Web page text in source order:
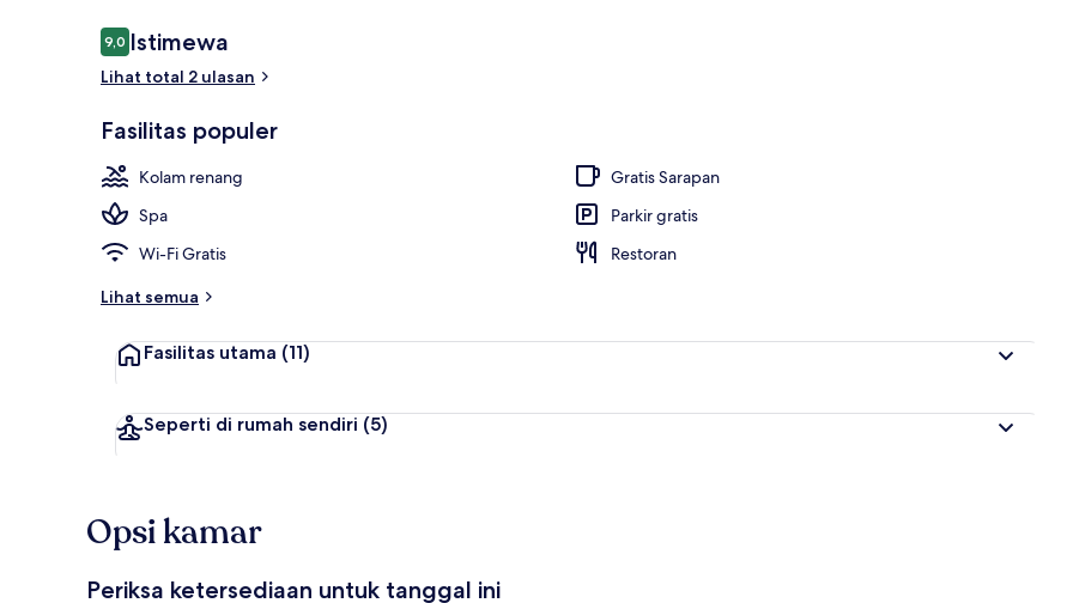
Ulasan
9,09,0 dari 10
Istimewa
Lihat total 2 ulasan
Fasilitas populer
Kolam renang
Gratis Sarapan
Spa
Parkir gratis
Wi-Fi Gratis
Restoran
Lihat semua
Fasilitas utama (11)
Seperti di rumah sendiri (5)
Opsi kamar
Periksa ketersediaan untuk tanggal ini